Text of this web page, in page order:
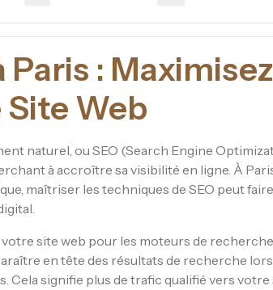
Paris :
Web
naturel, ou SEO (Search Engine
à accroître sa visibilité en ligne. À
maîtriser les techniques de SEO peut
site web pour les moteurs de
en tête des résultats de recherche
Cela signifie plus de trafic qualifié vers